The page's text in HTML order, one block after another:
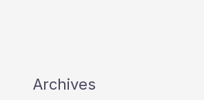
Archives